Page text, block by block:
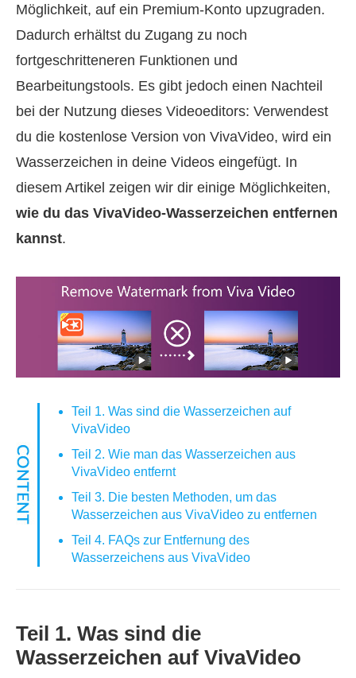
Möglichkeit, auf ein Premium‑Konto upzugraden.
Dadurch erhältst du Zugang zu noch
fortgeschritteneren Funktionen und
Bearbeitungstools. Es gibt jedoch einen Nachteil
bei der Nutzung dieses Videoeditors: Verwendest
du die kostenlose Version von VivaVideo, wird ein
Wasserzeichen in deine Videos eingefügt. In
diesem Artikel zeigen wir dir einige Möglichkeiten,
wie du das VivaVideo‑Wasserzeichen entfernen
kannst.
Teil 1. Was sind die Wasserzeichen auf
VivaVideo
Teil 2. Wie man das Wasserzeichen aus
VivaVideo entfernt
Teil 3. Die besten Methoden, um das
Wasserzeichen aus VivaVideo zu entfernen
Teil 4. FAQs zur Entfernung des
Wasserzeichens aus VivaVideo
Teil 1. Was sind die
Wasserzeichen auf VivaVideo